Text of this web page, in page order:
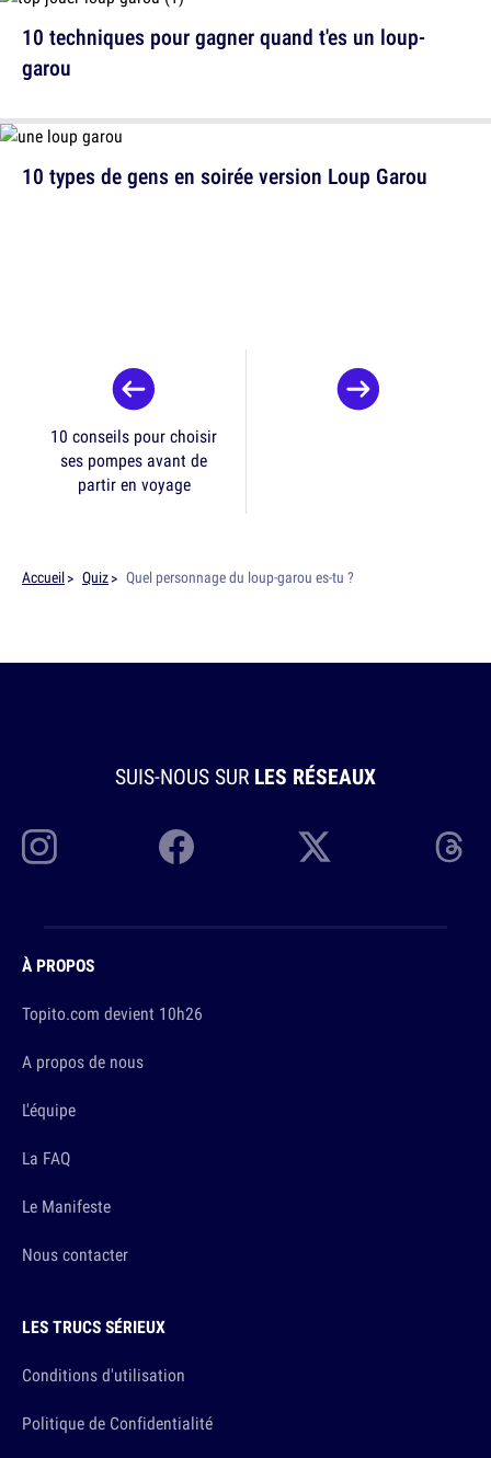
10 techniques pour gagner quand t'es un loup-
garou
10 types de gens en soirée version Loup Garou
10 conseils pour choisir
ses pompes avant de
partir en voyage
Accueil Quiz Quel personnage du loup-garou es-tu ?
SUIS-NOUS SUR LES RÉSEAUX
À PROPOS
Topito.com devient 10h26
A propos de nous
L'équipe
La FAQ
Le Manifeste
Nous contacter
LES TRUCS SÉRIEUX
Conditions d'utilisation
Politique de Confidentialité